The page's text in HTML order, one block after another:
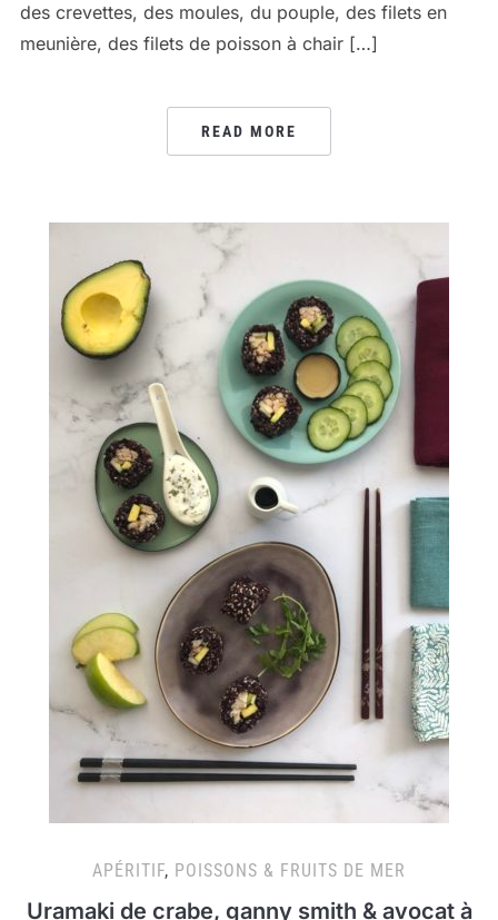
des crevettes, des moules, du pouple, des filets en
meunière, des filets de poisson à chair […]
READ MORE
APÉRITIF, POISSONS & FRUITS DE MER
Uramaki de crabe, ganny smith & avocat à